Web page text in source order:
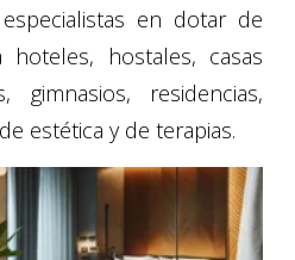
en dotar de
hostales, casas
gimnasios, residencias,
estética y de terapias.